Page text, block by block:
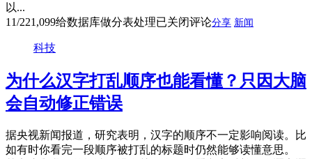
以...
11/221,099给数据库做分表处理已关闭评论分享 新闻
科技
为什么汉字打乱顺序也能看懂？只因大脑
会自动修正错误
据央视新闻报道，研究表明，汉字的顺序不一定影响阅读。比
如有时你看完一段顺序被打乱的标题时仍然能够读懂意思。